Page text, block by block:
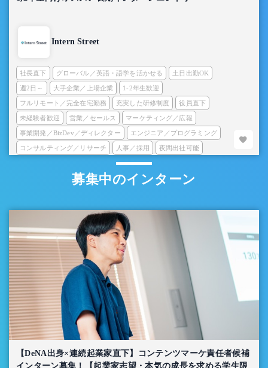
Intern Street
社長直下 グローバル／英語・語学を活かせる 土日出勤OK
週2日～ 大手企業／上場企業 1-2年生歓迎
フルリモート／完全在宅勤務 充実した研修制度 役員直下
未経験者歓迎 営業／セールス マーケティング／広報
事業開発／BizDev／ディレクター エンジニア／プログラミング
コンサルティング／リサーチ 人事／採用 夜間出社可能
募集中のインターン
【DeNA出身×連続起業家直下】コンテンツマーケ責任者候補
インターン募集！【起業家志望・本気の成長を求める学生限